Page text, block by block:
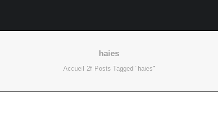
09 52 15 71 62
haies
Accueil Posts Tagged "haies"